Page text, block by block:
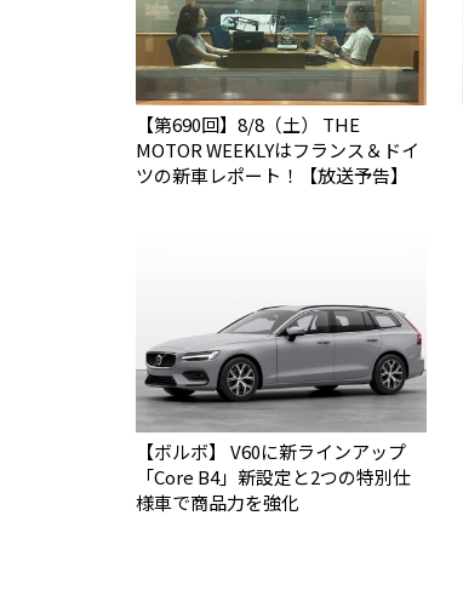
【第690回】8/8（土） THE
MOTOR WEEKLYはフランス＆ドイ
ツの新車レポート！【放送予告】
【ボルボ】 V60に新ラインアップ
「Core B4」新設定と2つの特別仕
様車で商品力を強化